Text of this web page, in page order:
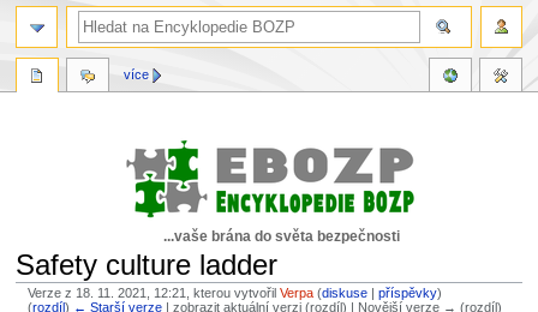
...vaše brána do světa bezpečnosti
Safety culture ladder
Verze z 18. 11. 2021, 12:21, kterou vytvořilVerpa (diskuse |příspěvky)
(rozdíl) ← Starší verze | zobrazit aktuální verzi (rozdíl) | Novější verze → (rozdíl)
více